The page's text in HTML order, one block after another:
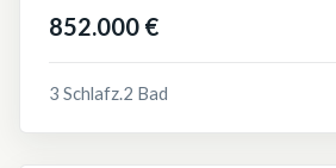
852.000 €
3 Schlafz.2 Bad